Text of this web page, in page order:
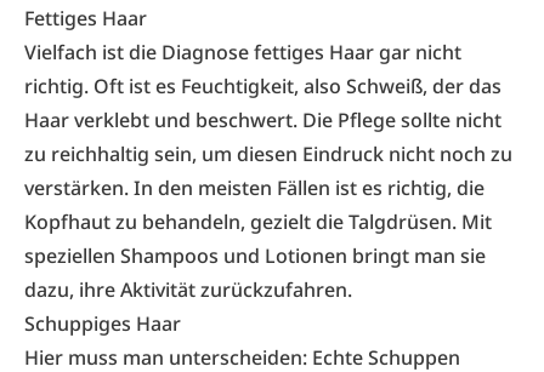
Fettiges Haar
Vielfach ist die Diagnose fettiges Haar gar nicht
richtig. Oft ist es Feuchtigkeit, also Schweiß, der das
Haar verklebt und beschwert. Die Pflege sollte nicht
zu reichhaltig sein, um diesen Eindruck nicht noch zu
verstärken. In den meisten Fällen ist es richtig, die
Kopfhaut zu behandeln, gezielt die Talgdrüsen. Mit
speziellen Shampoos und Lotionen bringt man sie
dazu, ihre Aktivität zurückzufahren.
Schuppiges Haar
Hier muss man unterscheiden: Echte Schuppen